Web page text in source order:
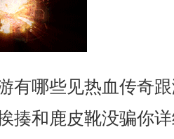
有哪些见热血传奇
揍和鹿皮靴没骗你